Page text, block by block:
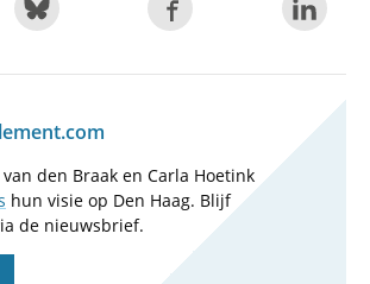
den Braak en Carla Hoetink
hun visie op Den Haag. Blijf
de nieuwsbrief.